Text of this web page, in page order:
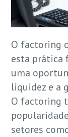
O factoring
esta prática
uma
liquidez e a
O factoring
setores